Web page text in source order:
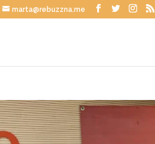
marta@rebuzzna.me